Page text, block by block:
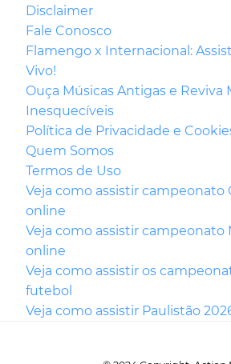
Disclaimer
Fale Conosco
Flamengo x Internacional:
Vivo!
Ouça Músicas Antigas e Reviva
Inesquecíveis
Política de Privacidade e
Quem Somos
Termos de Uso
Veja como assistir campeonato
online
Veja como assistir campeonato
online
Veja como assistir os
futebol
Veja como assistir Paulistão